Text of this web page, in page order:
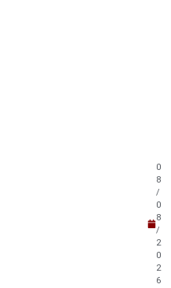
0
8
/
0
8
/
2
0
2
6